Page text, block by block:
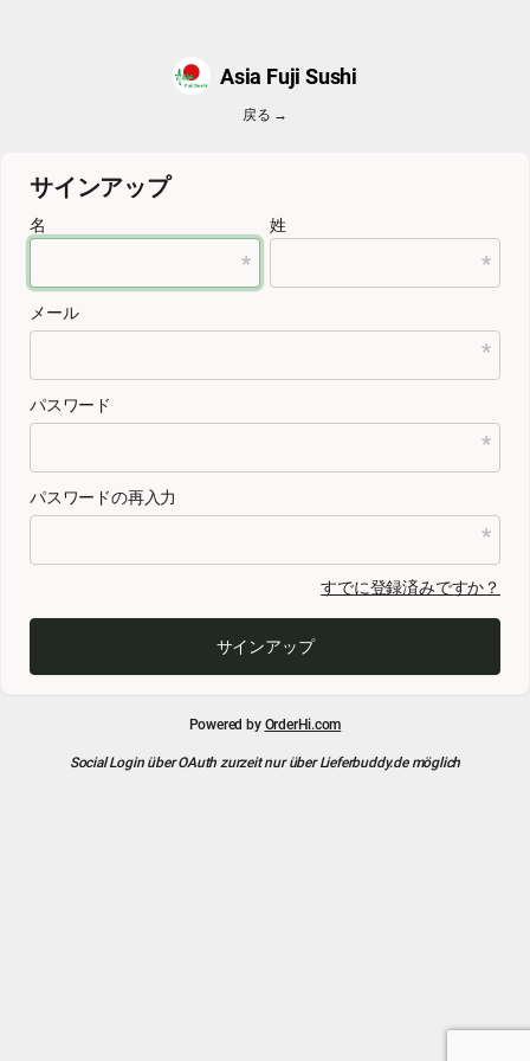
Asia Fuji Sushi
戻る →
サインアップ
名 姓
メール
パスワード
パスワードの再入力
すでに登録済みですか？
サインアップ
Powered byOrderHi.com
Social Login über OAuth zurzeit nur über Lieferbuddy.de möglich